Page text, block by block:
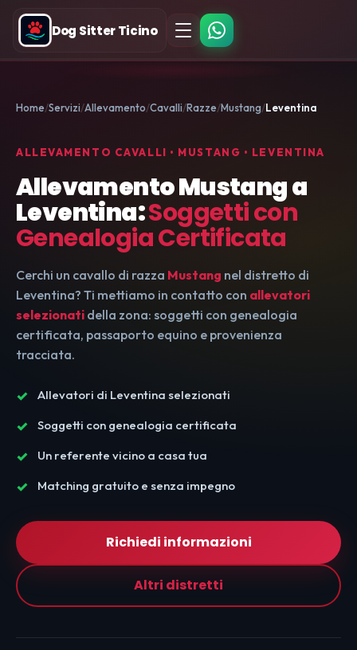
Dog Sitter Ticino
Home Servizi Allevamento Cavalli Razze Mustang Leventina
ALLEVAMENTO CAVALLI • MUSTANG • LEVENTINA
Allevamento Mustang a
Leventina:Soggetti con
Genealogia Certificata
Cerchi un cavallo di razza Mustang nel distretto di
Leventina? Ti mettiamo in contatto con allevatori
selezionati della zona: soggetti con genealogia
certificata, passaporto equino e provenienza
tracciata.
Allevatori di Leventina selezionati
Soggetti con genealogia certificata
Un referente vicino a casa tua
Matching gratuito e senza impegno
Richiedi informazioni
Altri distretti